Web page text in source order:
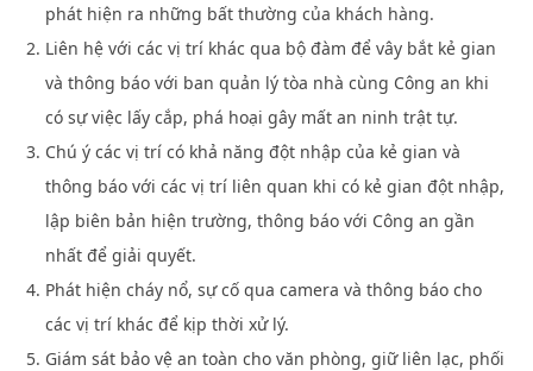
phát hiện ra những bất thường của khách hàng.
Liên hệ với các vị trí khác qua bộ đàm để vây bắt kẻ gian
và thông báo với ban quản lý tòa nhà cùng Công an khi
có sự việc lấy cắp, phá hoại gây mất an ninh trật tự.
Chú ý các vị trí có khả năng đột nhập của kẻ gian và
thông báo với các vị trí liên quan khi có kẻ gian đột nhập,
lập biên bản hiện trường, thông báo với Công an gần
nhất để giải quyết.
Phát hiện cháy nổ, sự cố qua camera và thông báo cho
các vị trí khác để kịp thời xử lý.
Giám sát bảo vệ an toàn cho văn phòng, giữ liên lạc, phối